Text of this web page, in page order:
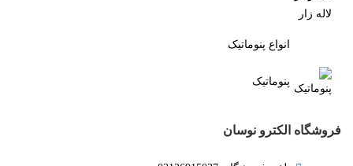
انواع پنوماتیک
پنوماتیک
فروشگاه الکترو نوسان